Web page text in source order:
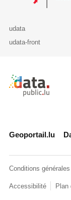
udata
udata-front
Retour à
Geoportail.lu
Conditions
Accessibilité Plan